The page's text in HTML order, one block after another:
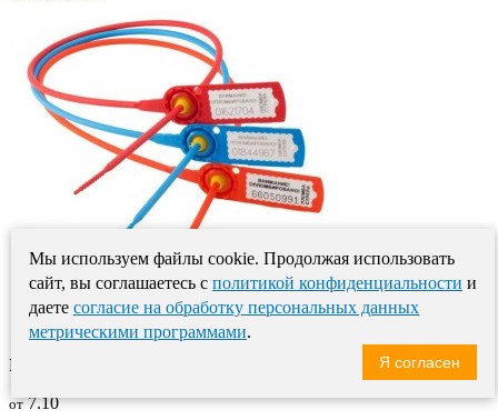
Пломба Стрела - это надёжное и эффективное реш..
от7.10
Мы используем файлы cookie. Продолжая использовать
сайт, вы соглашаетесь с политикой конфиденциальности и
даете согласие на обработку персональных данных
метрическими программами.
Я согласен